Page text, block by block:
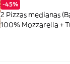
-45%
2 Pizzas medianas
100% Mozzarella +
unidades: 5 piezas